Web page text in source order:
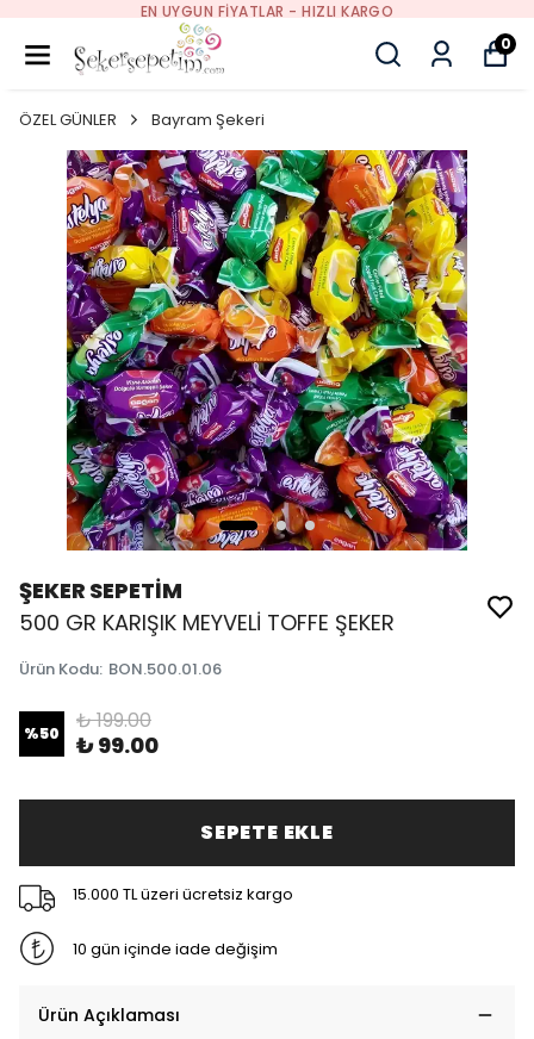
EN UYGUN FIYATLAR - HIZLI KARGO
0
ÖZEL GÜNLER Bayram Şekeri
ŞEKER SEPETİM
500 GR KARIŞIK MEYVELİ TOFFE ŞEKER
Ürün Kodu: BON.500.01.06
%50 ₺ 199.00
₺ 99.00
SEPETE EKLE
15.000 TL üzeri ücretsiz kargo
10 gün içinde iade değişim
Ürün Açıklaması